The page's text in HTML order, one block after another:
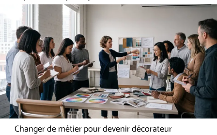
Changer de métier pour devenir décorateur